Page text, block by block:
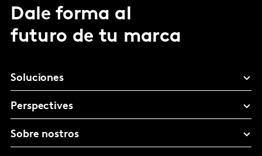
Dale forma al
futuro de tu marca
Soluciones
Perspectives
Sobre nostros